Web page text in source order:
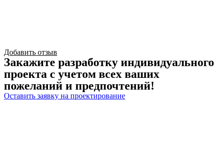
Добавить отзыв
Закажите разработку индивидуального
проекта с учетом всех ваших
пожеланий и предпочтений!
Оставить заявку на проектирование